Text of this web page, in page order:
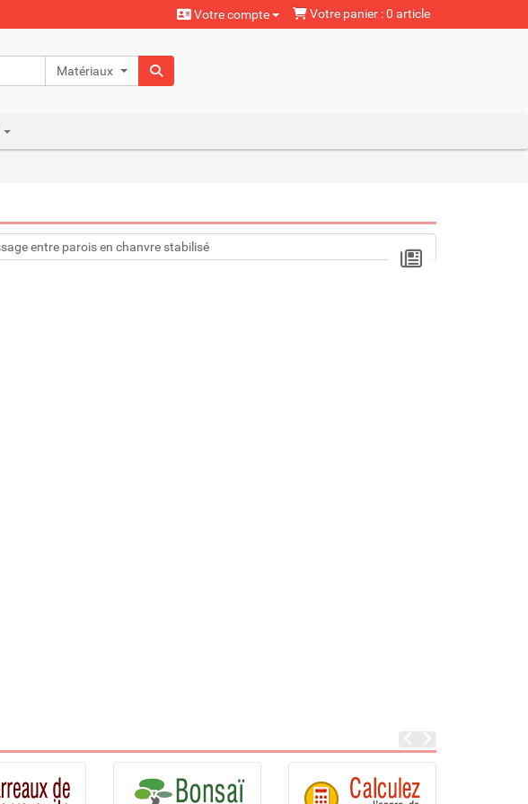
Votre compte Votre panier : 0 article
Matériaux naturels